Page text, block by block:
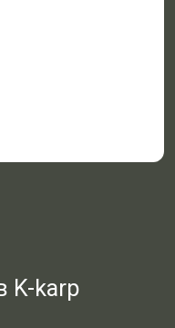
K-karp